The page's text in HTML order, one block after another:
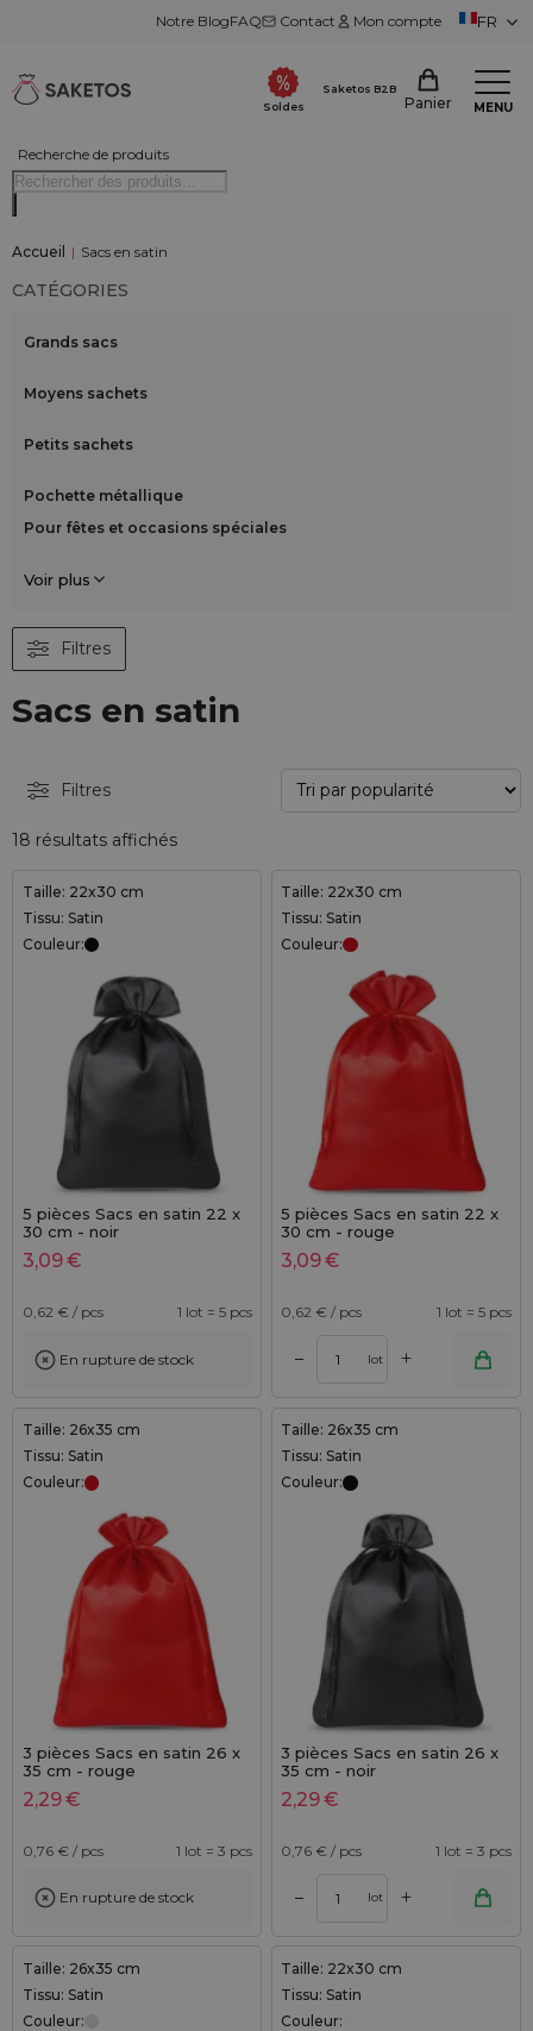
Notre BlogFAQ Contact Mon compte FR
Recherche de produits
Soldes
Saketos B2B
Panier MENU
Accueil | Sacs en satin
CATÉGORIES
Grands sacs
Moyens sachets
Petits sachets
Pochette métallique
Pour fêtes et occasions spéciales
Voir plus
Filtres
Sacs en satin
Filtres
18 résultats affichés
Taille: 22x30 cm
Tissu: Satin
Couleur:
5 pièces Sacs en satin 22 x
30 cm - noir
3,09€
0,62 € / pcs 1 lot = 5 pcs
En rupture de stock
Taille: 22x30 cm
Tissu: Satin
Couleur:
5 pièces Sacs en satin 22 x
30 cm - rouge
3,09€
0,62 € / pcs 1 lot = 5 pcs
– lot +
Taille: 26x35 cm
Tissu: Satin
Couleur:
3 pièces Sacs en satin 26 x
35 cm - rouge
2,29€
0,76 € / pcs 1 lot = 3 pcs
En rupture de stock
Taille: 26x35 cm
Tissu: Satin
Couleur:
3 pièces Sacs en satin 26 x
35 cm - noir
2,29€
0,76 € / pcs 1 lot = 3 pcs
– lot +
Taille: 26x35 cm
Tissu: Satin
Couleur:
Taille: 22x30 cm
Tissu: Satin
Couleur: